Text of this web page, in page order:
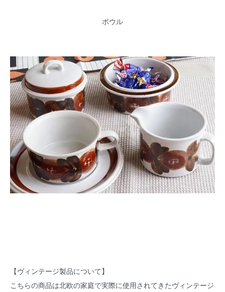
ボウル
【ヴィンテージ製品について】
こちらの商品は北欧の家庭で実際に使用されてきたヴィンテージ